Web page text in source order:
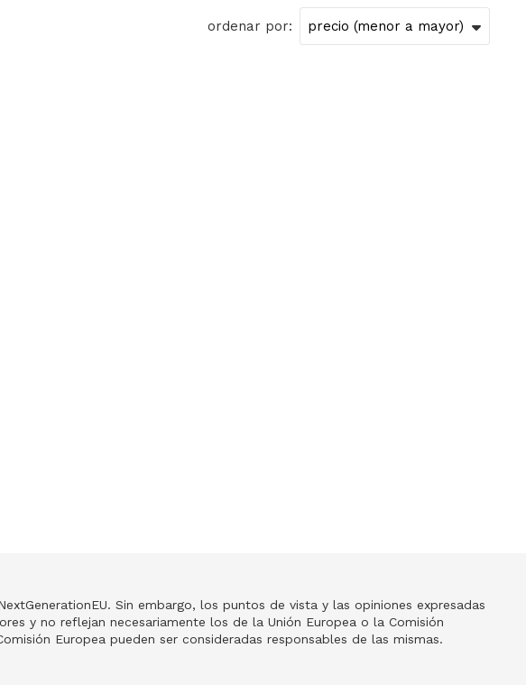
ordenar por:
Sin embargo, los puntos de vista y las opiniones expresadas
y no reflejan necesariamente los de la Unión Europea o la Comisión
Europea pueden ser consideradas responsables de las mismas.